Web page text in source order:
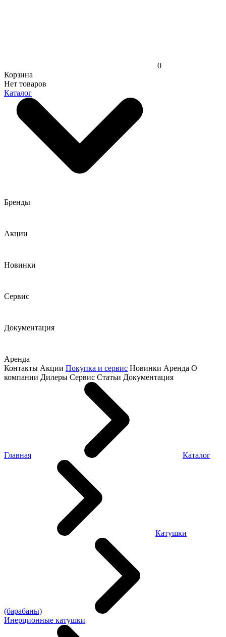
0
Корзина
Нет товаров
Каталог
Бренды
Акции
Новинки
Сервис
Документация
Аренда
Контакты Акции Покупка и сервис Новинки Аренда О
компании Дилеры Сервис Статьи Документация
Главная Каталог
Катушки
(барабаны)
Инерционные катушки